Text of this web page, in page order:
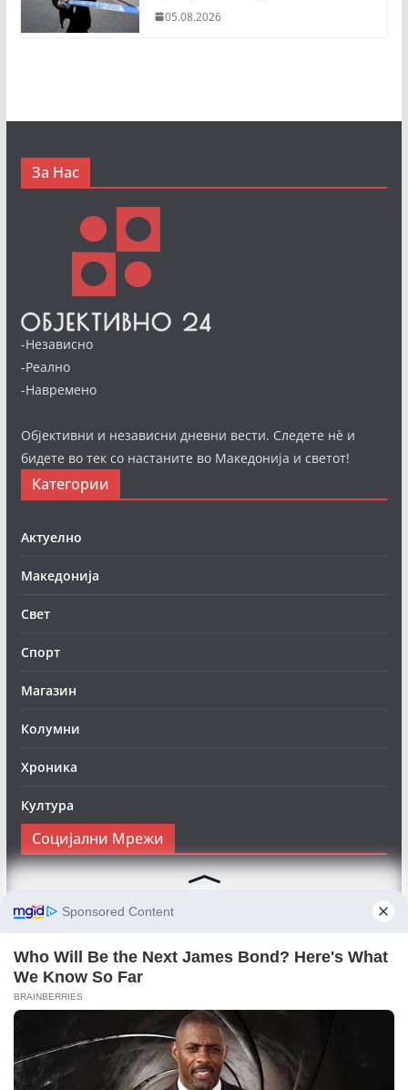
05.08.2026
За Нас
-Независно
-Реално
-Навремено
Објективни и независни дневни вести. Следете нè и
бидете во тек со настаните во Македонија и светот!
Категории
Актуелно
Македонија
Свет
Спорт
Магазин
Колумни
Хроника
Култура
Социјални Мрежи
Следете нè на Фејсбук за да сте во тек со најновите